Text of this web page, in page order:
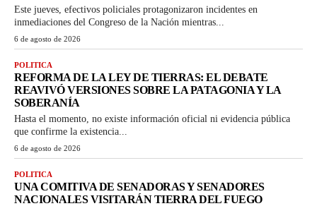
Este jueves, efectivos policiales protagonizaron incidentes en
inmediaciones del Congreso de la Nación mientras...
6 de agosto de 2026
POLITICA
REFORMA DE LA LEY DE TIERRAS: EL DEBATE
REAVIVÓ VERSIONES SOBRE LA PATAGONIA Y LA
SOBERANÍA
Hasta el momento, no existe información oficial ni evidencia pública
que confirme la existencia...
6 de agosto de 2026
POLITICA
UNA COMITIVA DE SENADORAS Y SENADORES
NACIONALES VISITARÁN TIERRA DEL FUEGO